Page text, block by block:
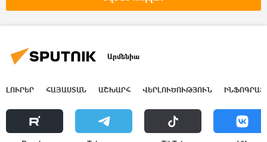
Ջեյհուն Բայրամով
Արմենիա
ԼՈՒՐԵՐ ՀԱՅԱՍՏԱՆ ԱՇԽԱՐՀ ՎԵՐԼՈՒԾՈՒԹՅՈՒՆ